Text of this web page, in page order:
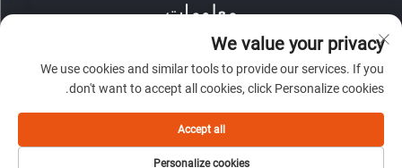
معلومات
اشترك لتلقي نشرتنا الإخبارية الأسبوعية
أرسل
We value your privacy
We use cookies and similar tools to provide our services. If you
don't want to accept all cookies, click Personalize cookies.
Personalize cookies
Accept all